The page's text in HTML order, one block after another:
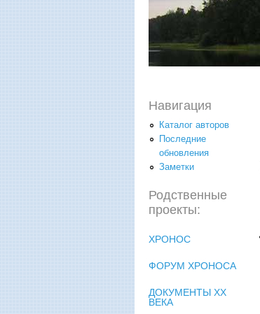
Навигация
Каталог авторов
Последние
обновления
Заметки
Родственные
проекты:
ХРОНОС
ФОРУМ ХРОНОСА
ДОКУМЕНТЫ XX
ВЕКА